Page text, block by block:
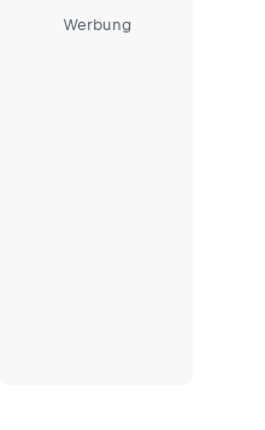
Werbung